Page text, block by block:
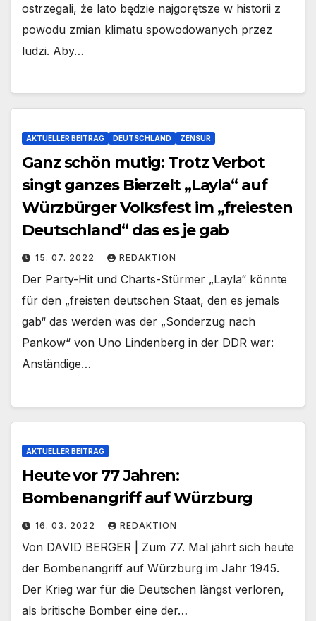
ostrzegali, że lato będzie najgorętsze w historii z
powodu zmian klimatu spowodowanych przez
ludzi. Aby…
AKTUELLER BEITRAG DEUTSCHLAND ZENSUR
Ganz schön mutig: Trotz Verbot
singt ganzes Bierzelt „Layla“ auf
Würzbürger Volksfest im „freiesten
Deutschland“ das es je gab
15. 07. 2022 REDAKTION
Der Party-Hit und Charts-Stürmer „Layla“ könnte
für den „freisten deutschen Staat, den es jemals
gab“ das werden was der „Sonderzug nach
Pankow“ von Uno Lindenberg in der DDR war:
Anständige…
AKTUELLER BEITRAG
Heute vor 77 Jahren:
Bombenangriff auf Würzburg
16. 03. 2022 REDAKTION
Von DAVID BERGER | Zum 77. Mal jährt sich heute
der Bombenangriff auf Würzburg im Jahr 1945.
Der Krieg war für die Deutschen längst verloren,
als britische Bomber eine der…